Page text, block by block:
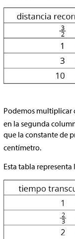
Podemos multiplicar
en la segunda
que la constante de
centímetro.
Esta tabla